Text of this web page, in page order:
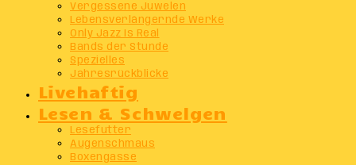
Vergessene Juwelen
Lebensverlängernde Werke
Only Jazz Is Real
Bands der Stunde
Spezielles
Jahresrückblicke
Livehaftig
Lesen & Schwelgen
Lesefutter
Augenschmaus
Boxengasse